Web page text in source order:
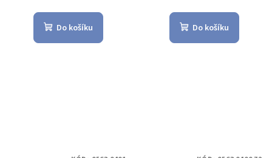
Do košíku Do košíku